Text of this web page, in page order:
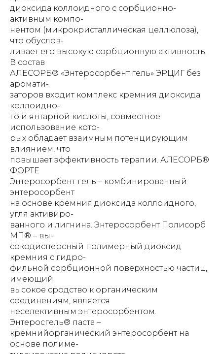
диоксида коллоидного с сорбционно-
активным компо-
нентом (микрокристаллическая целлюлоза),
что обуслов-
ливает его высокую сорбционную активность.
В состав
АЛЕСОРБ® «Энтеросорбент гель» ЭРЦИГ без
аромати-
заторов входит комплекс кремния диоксида
коллоидно-
го и янтарной кислоты, совместное
использование кото-
рых обладает взаимным потенцирующим
влиянием, что
повышает эффективность терапии. АЛЕСОРБ®
ФОРТЕ
Энтеросорбент гель – комбинированный
энтеросорбент
на основе кремния диоксида коллоидного,
угля активиро-
ванного и лигнина. Энтеросорбент Полисорб
МП® – вы-
сокодисперсный полимерный диоксид
кремния с гидро-
фильной сорбционной поверхностью частиц,
имеющий
высокое сродство к органическим
соединениям, является
неселективным энтеросорбентом.
Энтеросгель® паста –
кремнийорганический энтеросорбент на
основе полиме-